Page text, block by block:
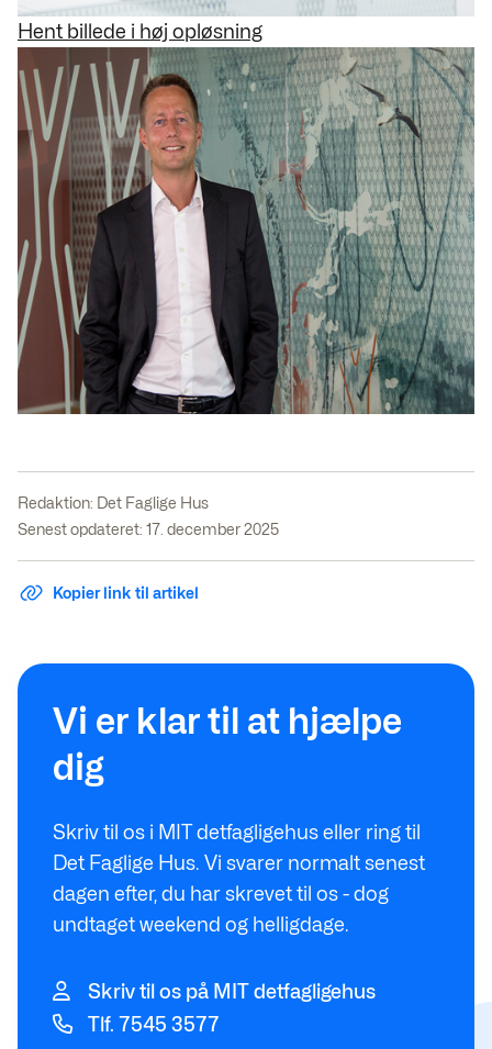
Hent billede i høj opløsning
Redaktion: Det Faglige Hus
Senest opdateret: 17. december 2025
Kopier link til artikel
Vi er klar til at hjælpe
dig
Skriv til os i MIT detfagligehus eller ring til
Det Faglige Hus. Vi svarer normalt senest
dagen efter, du har skrevet til os - dog
undtaget weekend og helligdage.
Skriv til os på MIT detfagligehus
Tlf. 7545 3577